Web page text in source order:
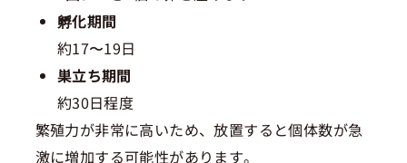
孵化期間
約17〜19日
巣立ち期間
約30日程度
繁殖力が非常に高いため、放置すると個体数が急
激に増加する可能性があります。